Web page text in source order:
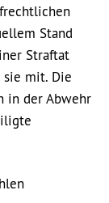
Stand
Straftat
mit. Die
in der Abwehr